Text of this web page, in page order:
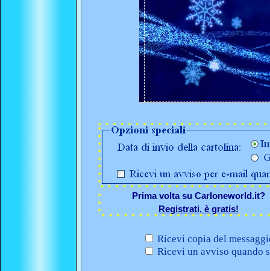
Prima volta su Carloneworld.it?
Registrati, è gratis!
Ricevi copia del
Ricevi un avviso quando